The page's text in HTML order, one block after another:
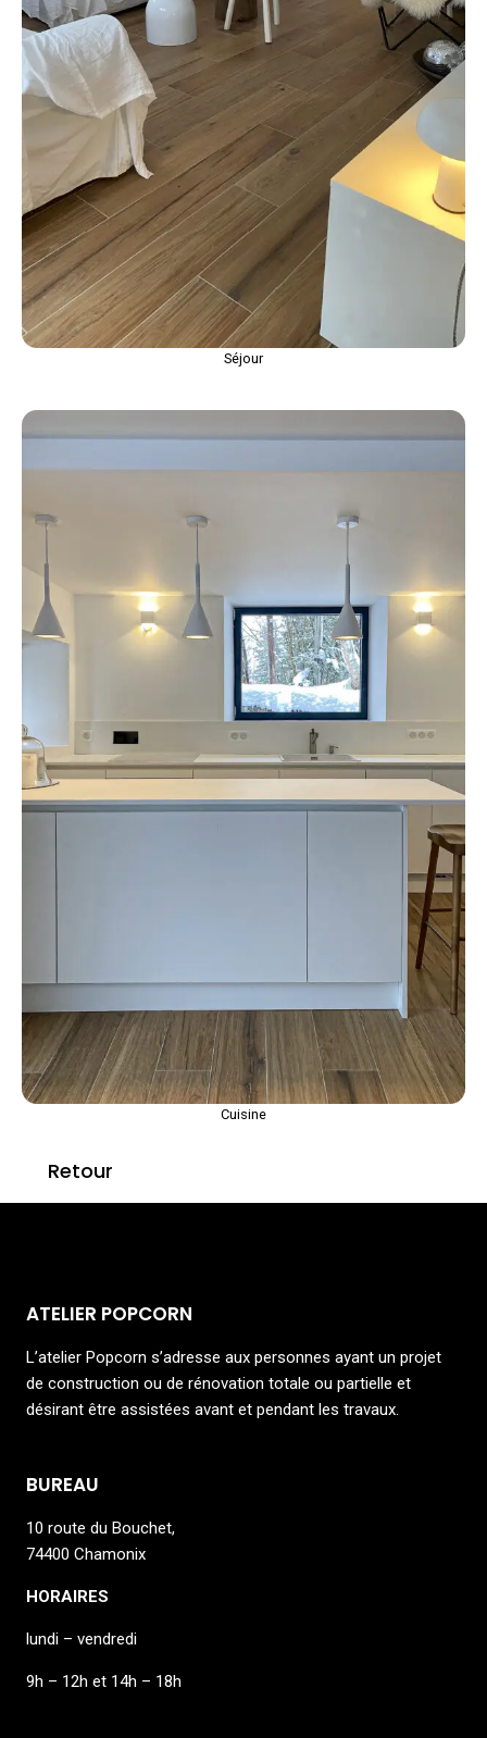
Séjour
Cuisine
Retour
ATELIER POPCORN
L’atelier Popcorn s’adresse aux personnes ayant un projet
de construction ou de rénovation totale ou partielle et
désirant être assistées avant et pendant les travaux.
BUREAU
10 route du Bouchet,
74400 Chamonix
HORAIRES
lundi – vendredi
9h – 12h et 14h – 18h